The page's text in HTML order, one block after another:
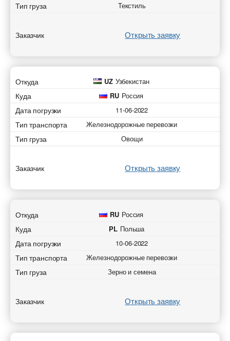
Тип груза Текстиль
Заказчик Открыть заявку
Откуда UZ Узбекистан
Куда RU Россия
Дата погрузки 11-06-2022
Тип транспорта Железнодорожные перевозки
Тип груза Овощи
Заказчик Открыть заявку
Откуда RU Россия
Куда PL Польша
Дата погрузки 10-06-2022
Тип транспорта Железнодорожные перевозки
Тип груза Зерно и семена
Заказчик Открыть заявку